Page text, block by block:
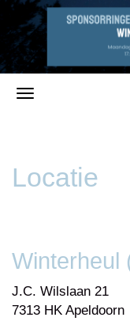
Locatie
Winterheul
J.C. Wilslaan 21
7313 HK Apeldoorn